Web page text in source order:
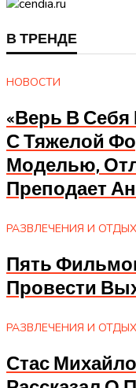
В ТРЕНДЕ
НОВОСТИ
«Верь В Себя
С Тяжелой
Моделью,
Преподает
РАЗВЛЕЧЕНИЯ И ОТДЫХ
Пять
Провести
РАЗВЛЕЧЕНИЯ И ОТДЫХ
Стас